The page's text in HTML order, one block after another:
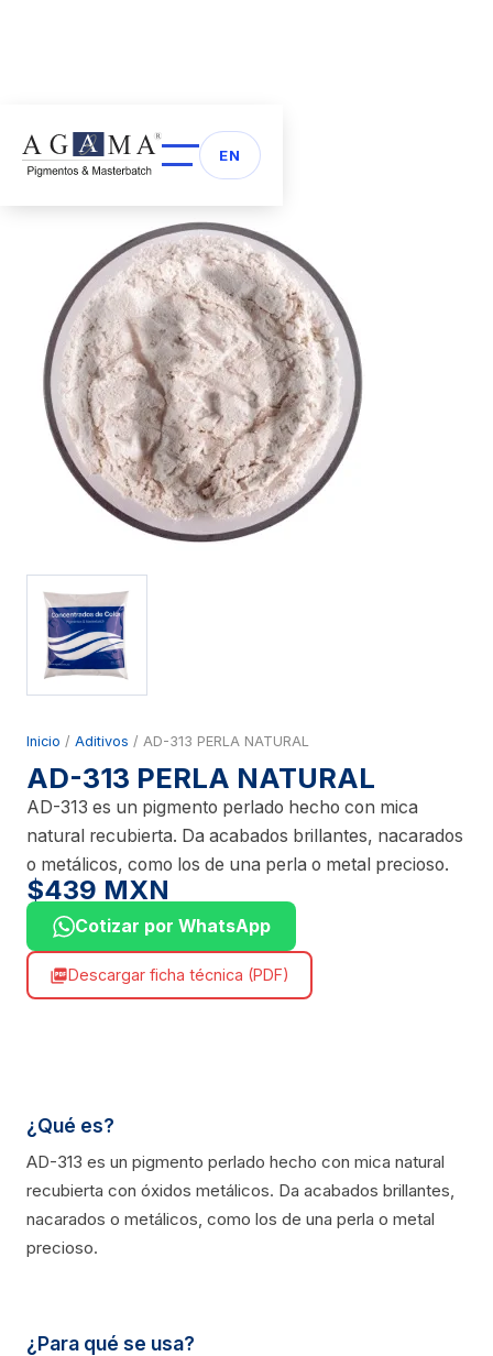
EN
arrow_back Volver a Aditivos
Inicio / Aditivos / AD-313 PERLA NATURAL
AD-313 PERLA NATURAL
AD-313 es un pigmento perlado hecho con mica
natural recubierta. Da acabados brillantes, nacarados
o metálicos, como los de una perla o metal precioso.
$439 MXN
Cotizar por WhatsApp
picture_as_pdfDescargar ficha técnica (PDF)
¿Qué es?
AD-313 es un pigmento perlado hecho con mica natural
recubierta con óxidos metálicos. Da acabados brillantes,
nacarados o metálicos, como los de una perla o metal
precioso.
¿Para qué se usa?